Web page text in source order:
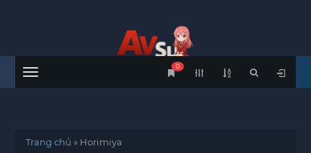
Menu
0
Trang chủ » Horimiya